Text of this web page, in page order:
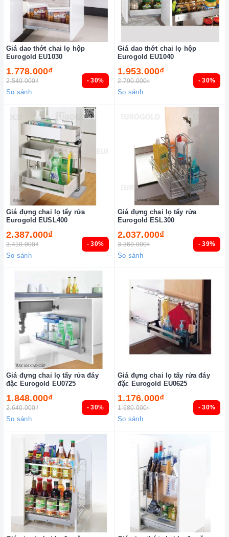
- 30%
Giá dao thớt chai lọ hộp
Eurogold EU1030
1.778.000₫
2.540.000₫
So sánh
- 30%
Giá dao thớt chai lọ hộp
Eurogold EU1040
1.953.000₫
2.790.000₫
So sánh
- 30%
Giá đựng chai lọ tẩy rửa
Eurogold EUSL400
2.387.000₫
3.410.000₫
So sánh
- 39%
Giá đựng chai lọ tẩy rửa
Eurogold ESL300
2.037.000₫
3.360.000₫
So sánh
- 30%
Giá đựng chai lọ tẩy rửa đáy
đặc Eurogold EU0725
1.848.000₫
2.640.000₫
So sánh
- 30%
Giá đựng chai lọ tẩy rửa đáy
đặc Eurogold EU0625
1.176.000₫
1.680.000₫
So sánh